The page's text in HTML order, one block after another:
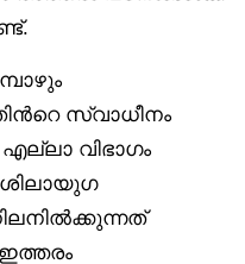
സ്വാധീനം
വിഭാഗം